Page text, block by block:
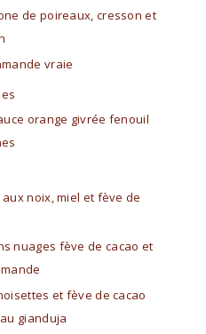
de poireaux, cresson et
vraie
orange givrée fenouil
aux noix, miel et fève de
nuages fève de cacao et
et fève de cacao
gianduja